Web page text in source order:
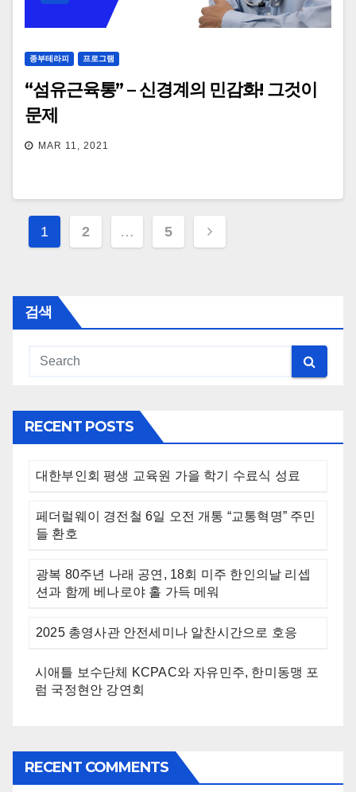
종부테라피 프로그램
“섬유근육통” – 신경계의 민감화! 그것이
문제
MAR 11, 2021
Posts
1 2 … 5
검색
RECENT POSTS
대한부인회 평생 교육원 가을 학기 수료식 성료
페더럴웨이 경전철 6일 오전 개통 “교통혁명” 주민
들 환호
광복 80주년 나래 공연, 18회 미주 한인의날 리셉
션과 함께 베나로야 홀 가득 메워
2025 총영사관 안전세미나 알찬시간으로 호응
시애틀 보수단체 KCPAC와 자유민주, 한미동맹 포
럼 국정현안 강연회
RECENT COMMENTS